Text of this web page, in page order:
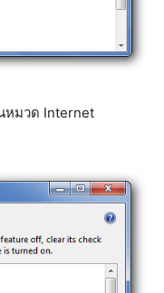
หมวด Internet